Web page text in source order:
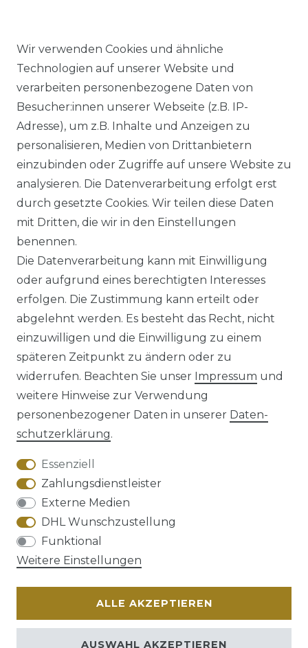
Ähnlicher Artikel
Authentic klein - Herren Sport
und Freizeit Hose in Blau oder
Schwarz (51000)
ab 59,95 € *
Impressum Daten­schutz­erklärung
AGB Barrierefreiheitserklärung
Widerrufs­recht
Wir verwenden Cookies und ähnliche
Technologien auf unserer Website und
verarbeiten personenbezogene Daten von
Besucher:innen unserer Webseite (z.B. IP-
Adresse), um z.B. Inhalte und Anzeigen zu
personalisieren, Medien von Drittanbietern
einzubinden oder Zugriffe auf unsere Website zu
analysieren. Die Datenverarbeitung erfolgt erst
durch gesetzte Cookies. Wir teilen diese Daten
mit Dritten, die wir in den Einstellungen
benennen.
Die Datenverarbeitung kann mit Einwilligung
oder aufgrund eines berechtigten Interesses
erfolgen. Die Zustimmung kann erteilt oder
abgelehnt werden. Es besteht das Recht, nicht
einzuwilligen und die Einwilligung zu einem
späteren Zeitpunkt zu ändern oder zu
widerrufen. Beachten Sie unser Impressum und
weitere Hinweise zur Verwendung
personenbezogener Daten in unserer Daten­
schutz­erklärung.
Essenziell
Zahlungsdienstleister
Externe Medien
DHL Wunschzustellung
Funktional
Weitere Einstellungen
ALLE AKZEPTIEREN
AUSWAHL AKZEPTIEREN